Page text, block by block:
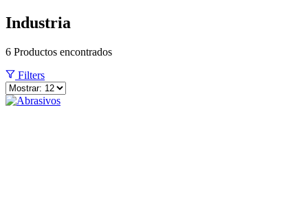
Industria
6 Productos encontrados
Filters